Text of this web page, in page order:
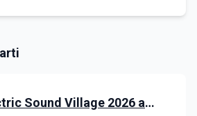
Sound Village 2026 a